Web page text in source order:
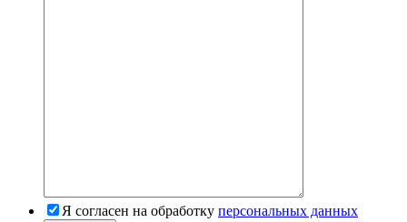
Я согласен на обработку персональных данных